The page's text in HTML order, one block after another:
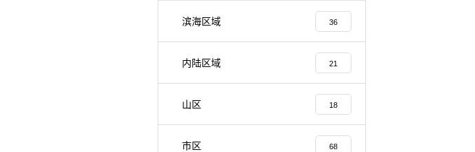
滨海区域 36
内陆区域 21
山区 18
市区 68